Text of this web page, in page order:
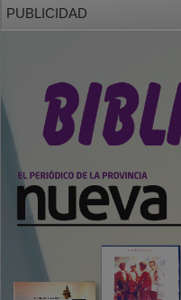
PUBLICIDAD